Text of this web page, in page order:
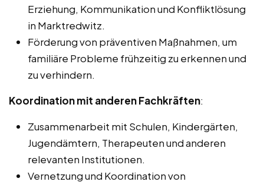
Erziehung, Kommunikation und Konfliktlösung
in Marktredwitz.
Förderung von präventiven Maßnahmen, um
familiäre Probleme frühzeitig zu erkennen und
zu verhindern.
Koordination mit anderen Fachkräften:
Zusammenarbeit mit Schulen, Kindergärten,
Jugendämtern, Therapeuten und anderen
relevanten Institutionen.
Vernetzung und Koordination von